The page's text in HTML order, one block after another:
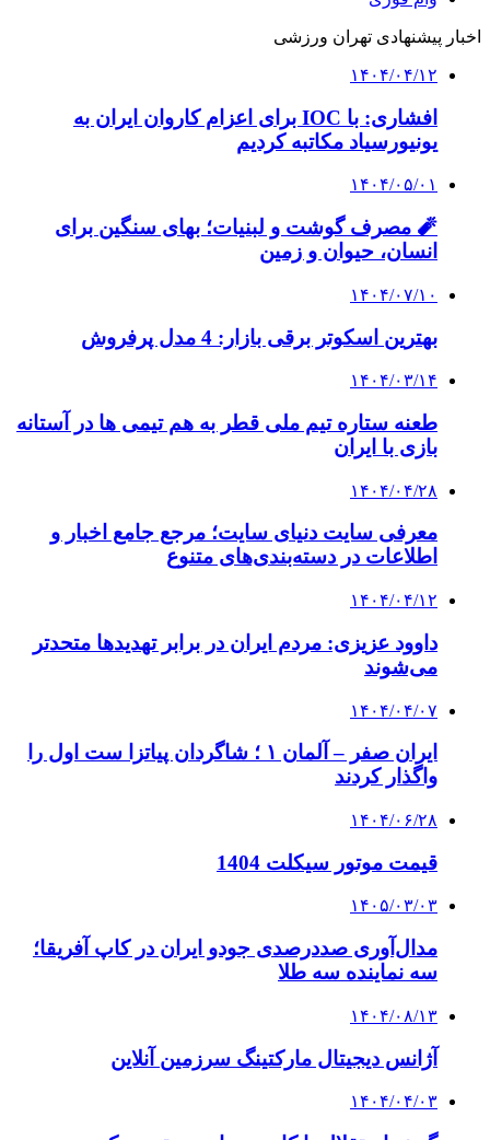
اخبار پیشنهادی تهران ورزشی
۱۴۰۴/۰۴/۱۲
افشاری: با IOC برای اعزام کاروان ایران به
یونیورسیاد مکاتبه کردیم
۱۴۰۴/۰۵/۰۱
🧨 مصرف گوشت و لبنیات؛ بهای سنگین برای
انسان، حیوان و زمین
۱۴۰۴/۰۷/۱۰
بهترین اسکوتر برقی بازار: 4 مدل پرفروش
۱۴۰۴/۰۳/۱۴
طعنه ستاره تیم ملی قطر به هم تیمی ها در آستانه
بازی با ایران
۱۴۰۴/۰۴/۲۸
معرفی سایت دنیای سایت؛ مرجع جامع اخبار و
اطلاعات در دسته‌بندی‌های متنوع
۱۴۰۴/۰۴/۱۲
داوود عزیزی: مردم ایران در برابر تهدیدها متحدتر
می‌شوند
۱۴۰۴/۰۴/۰۷
ایران صفر – آلمان ۱ ؛ شاگردان پیاتزا ست اول را
واگذار کردند
۱۴۰۴/۰۶/۲۸
قیمت موتور سیکلت 1404
۱۴۰۵/۰۳/۰۳
مدال‌آوری صددرصدی جودو ایران در کاپ آفریقا؛
سه نماینده سه طلا
۱۴۰۴/۰۸/۱۳
آژانس دیجیتال مارکتینگ سرزمین آنلاین
۱۴۰۴/۰۴/۰۳